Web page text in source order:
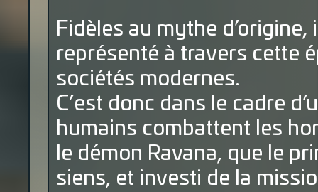
Fidèles au mythe
représenté à travers cette
sociétés modernes.
C’est donc dans le cadre
humains combattent les
le démon Ravana, que le
siens, et investi de la